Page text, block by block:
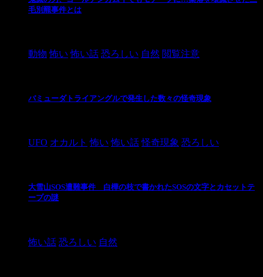
毛別羆事件とは
動物 怖い 怖い話 恐ろしい 自然 閲覧注意
バミューダトライアングルで発生した数々の怪奇現象
UFO オカルト 怖い 怖い話 怪奇現象 恐ろしい
大雪山SOS遭難事件 白樺の枝で書かれたSOSの文字とカセットテ
ープの謎
怖い話 恐ろしい 自然